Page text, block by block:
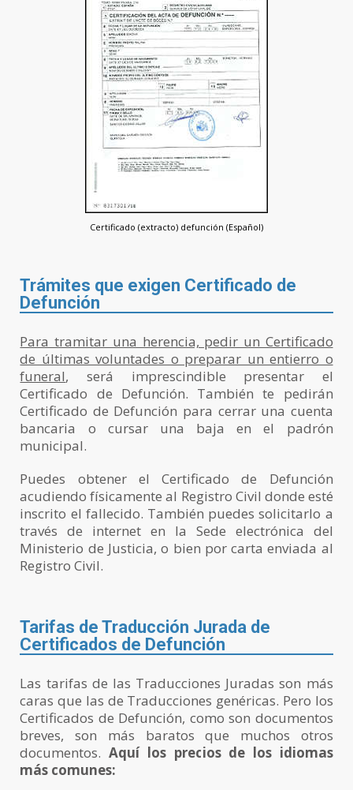
Certificado (extracto) defunción (Español)
Trámites que exigen Certificado de
Defunción
Para tramitar una herencia, pedir un Certificado
de últimas voluntades o preparar un entierro o
funeral, será imprescindible presentar el
Certificado de Defunción. También te pedirán
Certificado de Defunción para cerrar una cuenta
bancaria o cursar una baja en el padrón
municipal.
Puedes obtener el Certificado de Defunción
acudiendo físicamente al Registro Civil donde esté
inscrito el fallecido. También puedes solicitarlo a
través de internet en la Sede electrónica del
Ministerio de Justicia, o bien por carta enviada al
Registro Civil.
Tarifas de Traducción Jurada de
Certificados de Defunción
Las tarifas de las Traducciones Juradas son más
caras que las de Traducciones genéricas. Pero los
Certificados de Defunción, como son documentos
breves, son más baratos que muchos otros
documentos. Aquí los precios de los idiomas
más comunes: